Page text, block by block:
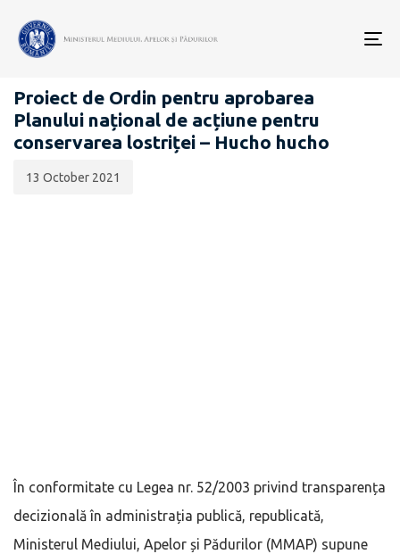
PROIECTE ACTE NORMATIVE
Proiect de Ordin pentru aprobarea
Planului național de acțiune pentru
conservarea lostriței – Hucho hucho
publicării:
13 October 2021
În conformitate cu Legea nr. 52/2003 privind transparența
decizională în administrația publică, republicată,
Ministerul Mediului, Apelor și Pădurilor (MMAP) supune